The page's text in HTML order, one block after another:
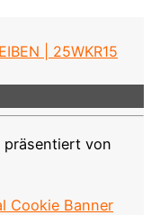
| 25WKR15
präsentiert von
Cookie Banner